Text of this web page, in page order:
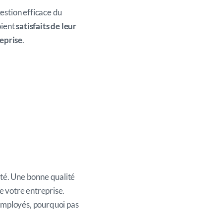
efficace du
satisfaits de leur
.
Une bonne qualité
votre entreprise.
pourquoi pas